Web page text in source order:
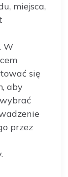
miejsca,
W
się
aby
przez